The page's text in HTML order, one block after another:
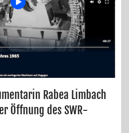
Rabea Limbach
Öffnung des SWR-